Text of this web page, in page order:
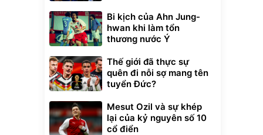
Bi kịch của Ahn Jung-
hwan khi làm tổn
thương nước Ý
Thế giới đã thực sự
quên đi nỗi sợ mang tên
tuyển Đức?
Mesut Ozil và sự khép
lại của kỷ nguyên số 10
cổ điển